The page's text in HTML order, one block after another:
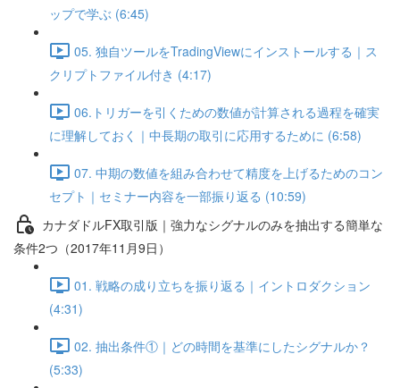
ップで学ぶ (6:45)
05. 独自ツールをTradingViewにインストールする｜ス
クリプトファイル付き (4:17)
06.トリガーを引くための数値が計算される過程を確実
に理解しておく｜中長期の取引に応用するために (6:58)
07. 中期の数値を組み合わせて精度を上げるためのコン
セプト｜セミナー内容を一部振り返る (10:59)
カナダドルFX取引版｜強力なシグナルのみを抽出する簡単な
条件2つ（2017年11月9日）
01. 戦略の成り立ちを振り返る｜イントロダクション
(4:31)
02. 抽出条件①｜どの時間を基準にしたシグナルか？
(5:33)